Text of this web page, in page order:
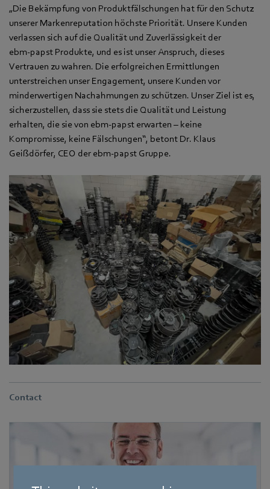
„Die Bekämpfung von Produktfälschungen hat für den Schutz
unserer Markenreputation höchste Priorität. Unsere Kunden
verlassen sich auf die Qualität und Zuverlässigkeit der
ebm‑papst Produkte, und es ist unser Anspruch, dieses
Vertrauen zu wahren. Die erfolgreichen Ermittlungen
unterstreichen unser Engagement, unsere Kunden vor
minderwertigen Nachahmungen zu schützen. Unser Ziel ist es,
sicherzustellen, dass sie stets die Qualität und Leistung
erhalten, die sie von ebm‑papst erwarten – keine
Kompromisse, keine Fälschungen“, betont Dr. Klaus
Geißdörfer, CEO der ebm‑papst Gruppe.
Contact